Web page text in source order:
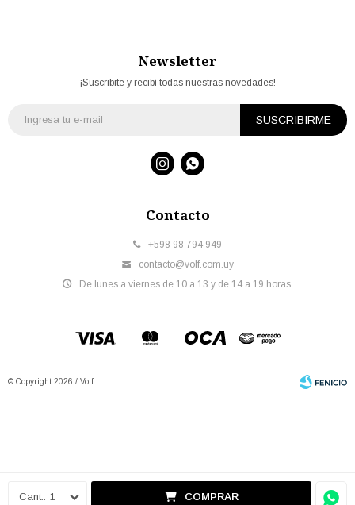
1 COMPRAR
Contacto
+598 98 794 949
contacto@volf.com.uy
De lunes a viernes de 10 a 13 y de 14 a 19 horas.
Newsletter
¡Suscribite y recibí todas nuestras novedades!
SUSCRIBIRME
 
© Copyright 2026 / Volf
Fenicio